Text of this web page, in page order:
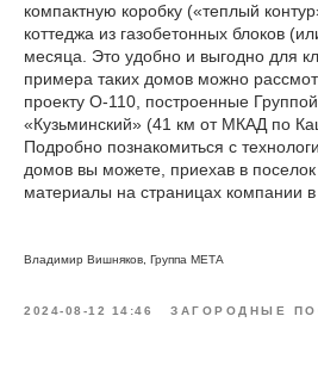
компактную коробку («теплый
коттеджа из газобетонных блоков
месяца. Это удобно и выгодно для
примера таких домов можно
проекту О-110, построенные
«Кузьминский» (41 км от МКАД по
Подробно познакомиться с
домов вы можете, приехав в
материалы на страницах компании в
Владимир Вишняков, Группа МЕТА
2024-08-12 14:46 ЗАГОРОДНЫЕ